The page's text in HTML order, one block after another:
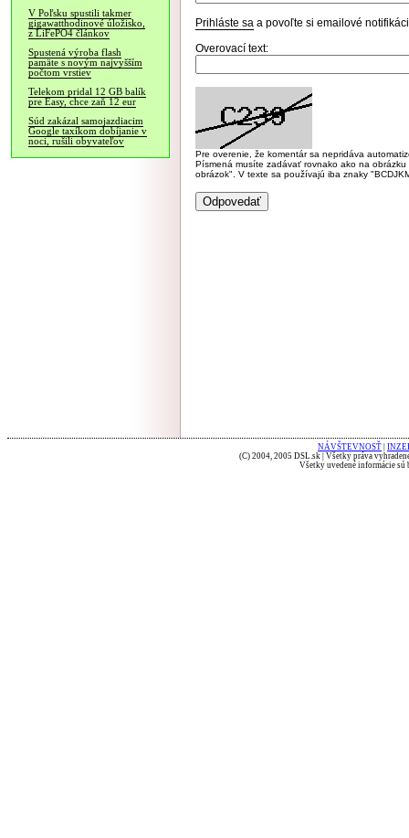
V Poľsku spustili takmer
gigawatthodinové úložisko,
z LiFePO4 článkov
Spustená výroba flash
pamäte s novým najvyšším
počtom vrstiev
Telekom pridal 12 GB balík
pre Easy, chce zaň 12 eur
Súd zakázal samojazdiacim
Google taxíkom dobíjanie v
noci, rušili obyvateľov
Prihláste sa a povoľte si emailové
Overovací text:
Pre overenie, že komentár sa nepridáva
Písmená musíte zadávať rovnako ako na
obrázok". V texte sa používajú iba znaky
NÁVŠTEVNOSŤ
(C) 2004, 2005 DSL.sk | Všetky práva
Všetky uvedené informácie sú